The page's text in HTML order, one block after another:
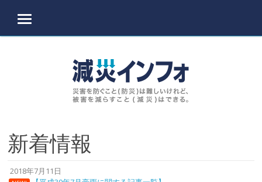
MENU
新着情報
2018年7月11日